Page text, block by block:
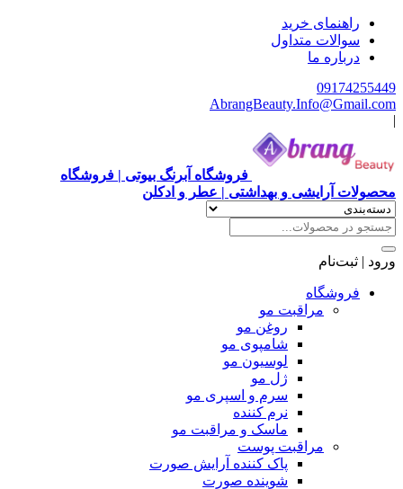
راهنمای خرید
سوالات متداول
درباره ما
09174255449
AbrangBeauty.Info@Gmail.com
|
فروشگاه آبرنگ بیوتی | فروشگاه
محصولات آرایشی و بهداشتی | عطر و ادکلن
ورود | ثبت‌نام
فروشگاه
مراقبت مو
روغن مو
شامپوی مو
لوسیون مو
ژل مو
سرم و اسپری مو
نرم کننده
ماسک و مراقبت مو
مراقبت پوست
پاک کننده آرایش صورت
شوینده صورت